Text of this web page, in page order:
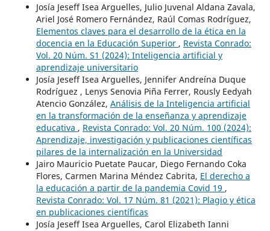
Josía Jeseff Isea Arguelles, Julio Juvenal Aldana Zavala,
Ariel José Romero Fernández, Raúl Comas Rodríguez,
Elementos claves para el desarrollo de la ética en la
docencia en la Educación Superior , Revista Conrado:
Vol. 20 Núm. S1 (2024): Inteligencia artificial y
aprendizaje universitario
Josía Jeseff Isea Arguelles, Jennifer Andreína Duque
Rodríguez , Lenys Senovia Piña Ferrer, Rously Eedyah
Atencio González, Análisis de la Inteligencia artificial
en la transformación de la enseñanza y aprendizaje
educativa , Revista Conrado: Vol. 20 Núm. 100 (2024):
Aprendizaje, investigación y publicaciones científicas
pilares de la internalización en la Universidad
Jairo Mauricio Puetate Paucar, Diego Fernando Coka
Flores, Carmen Marina Méndez Cabrita, El derecho a
la educación a partir de la pandemia Covid 19 ,
Revista Conrado: Vol. 17 Núm. 81 (2021): Plagio y ética
en publicaciones científicas
Josía Jeseff Isea Arguelles, Carol Elizabeth Ianni